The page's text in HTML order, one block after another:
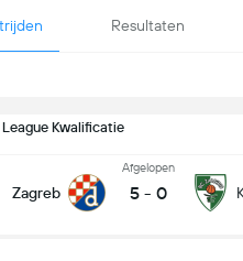
Resultaten
Kwalificatie
Zagreb
Afgelopen
5 - 0